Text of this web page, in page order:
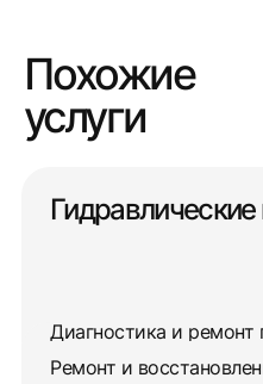
Похожие
услуги
Гидравлические